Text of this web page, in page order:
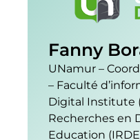
Fanny
UNamur –
– Faculté
Digital Institute
Recherches en
Education